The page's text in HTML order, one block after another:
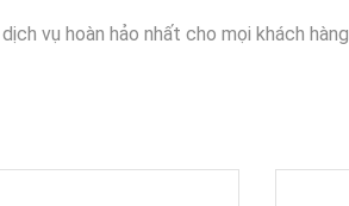
vụ hoàn hảo nhất cho mọi khách hàng